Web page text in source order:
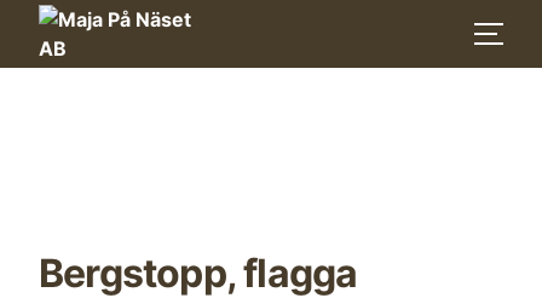
Bergstopp, flagga